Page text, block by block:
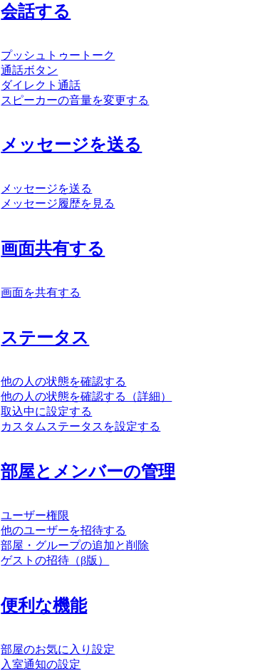
会話する
プッシュトゥートーク
通話ボタン
ダイレクト通話
スピーカーの音量を変更する
メッセージを送る
メッセージを送る
メッセージ履歴を見る
画面共有する
画面を共有する
ステータス
他の人の状態を確認する
他の人の状態を確認する（詳細）
取込中に設定する
カスタムステータスを設定する
部屋とメンバーの管理
ユーザー権限
他のユーザーを招待する
部屋・グループの追加と削除
ゲストの招待（β版）
便利な機能
部屋のお気に入り設定
入室通知の設定